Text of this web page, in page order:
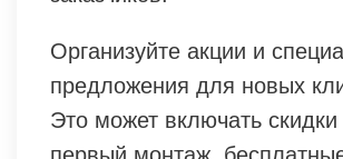
Организуйте акции и
предложения для новых
Это может включать скидки